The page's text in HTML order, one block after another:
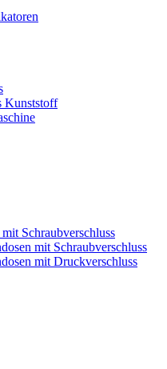
Kunststoff
Schraubverschluss
mit Schraubverschluss
mit Druckverschluss